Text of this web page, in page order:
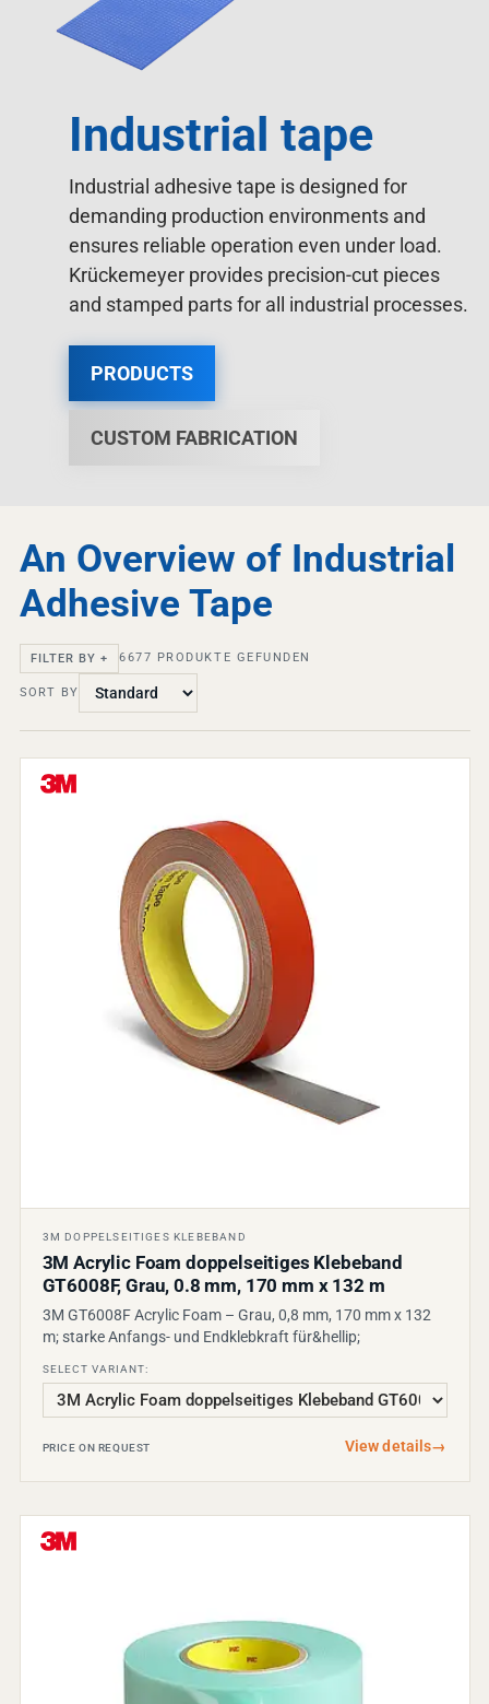
Industrial tape
Industrial adhesive tape is designed for
demanding production environments and
ensures reliable operation even under load.
Krückemeyer provides precision-cut pieces
and stamped parts for all industrial processes.
PRODUCTS
CUSTOM FABRICATION
An Overview of Industrial
Adhesive Tape
FILTER BY + 6677 PRODUKTE GEFUNDEN
SORT BY
3M DOPPELSEITIGES KLEBEBAND
3M Acrylic Foam doppelseitiges Klebeband
GT6008F, Grau, 0.8 mm, 170 mm x 132 m
3M GT6008F Acrylic Foam – Grau, 0,8 mm, 170 mm x 132
m; starke Anfangs- und Endklebkraft für&hellip;
SELECT VARIANT:
PRICE ON REQUEST View details→